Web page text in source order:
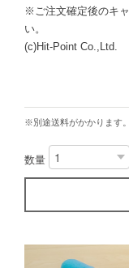
※ご注文確定後のキ
い。
(c)Hit-Point Co.,Ltd.
※別途送料がかかります。
数量